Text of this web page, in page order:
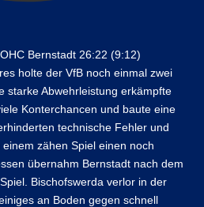
Bernstadt 26:22 (9:12)
holte der VfB noch einmal zwei
starke Abwehrleistung erkämpfte
Konterchancen und baute eine
technische Fehler und
zähen Spiel einen noch
übernahm Bernstadt nach dem
Bischofswerda verlor in der
an Boden gegen schnell